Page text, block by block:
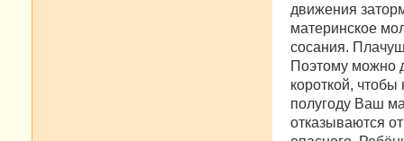
движения
материнское
сосания.
Поэтому можно
короткой,
полугоду Ваш
отказываются